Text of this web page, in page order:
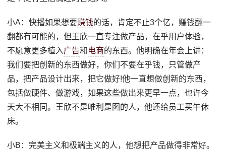
小A：快播如果想要赚钱的话，肯定不止3个亿，赚钱翻一
翻都有可能的，但王欣一直专注做产品，在乎用户体验，
不愿意更多植入广告和 电商的东西。他明确在年会上讲：
我们要把创新的东西做好，你们不要在乎钱，只管做产
品，把产品设计出来，把它做好!他一直想做创新的东西，
包括做硬件、做游戏，如果这些做出来更早一点，也许今
天大不相同。王欣不是唯利是图的人，他还给员工买午休
床。
小B：完美主义和极端主义的人，他想把产品做得非常好。